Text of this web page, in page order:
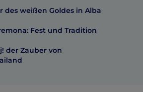
des weißen Goldes in Alba
Fest und Tradition
der Zauber von